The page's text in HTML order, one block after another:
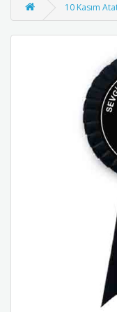
10 Kasım